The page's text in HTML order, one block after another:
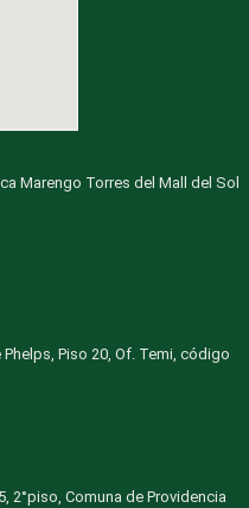
Marengo Torres del Mall del Sol
Piso 20, Of. Temi, código
2°piso, Comuna de Providencia